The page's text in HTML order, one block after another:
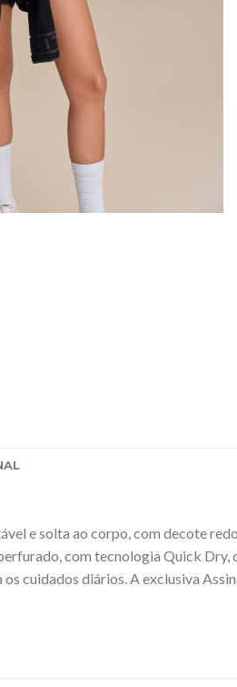
e solta ao corpo, com decote
com tecnologia Quick Dry,
os cuidados diários. A exclusiva